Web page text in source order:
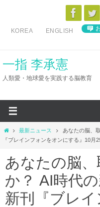
ス
KOREA ENGLISH
一指 李承憲
人類愛・地球愛を実践する脳教育
ホ
ー
最新ニュース
あなたの脳、
『ブレインフォンをオンにする』10月
あなたの脳
か？ AI時代
新刊『ブレ